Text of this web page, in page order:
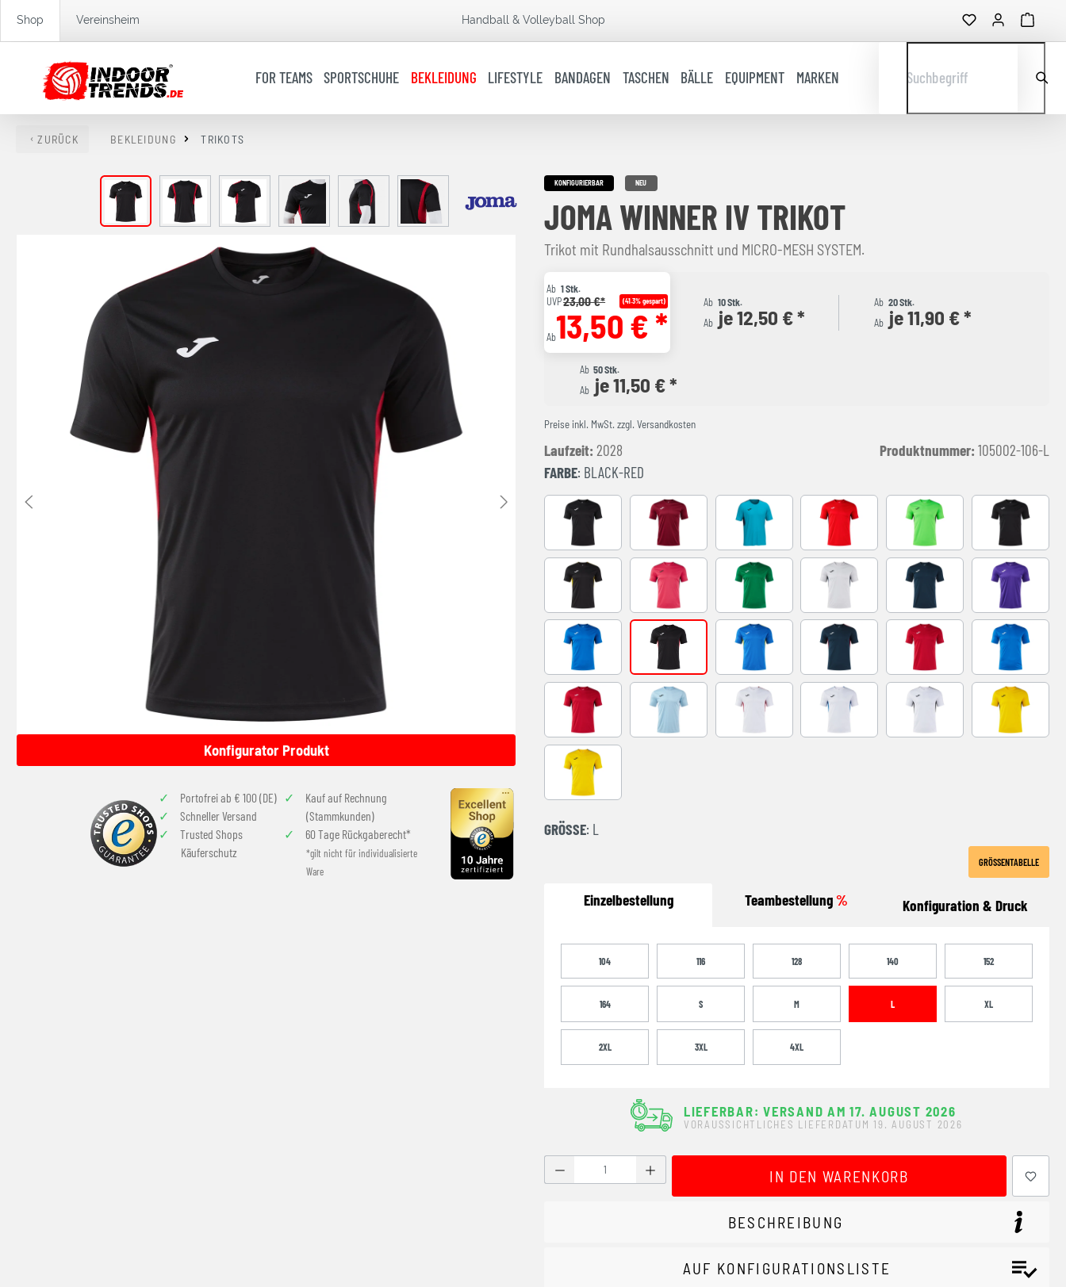
Zur Hauptnavigation springen
Shop Vereinsheim Handball & Volleyball Shop
FOR TEAMS SPORTSCHUHE BEKLEIDUNG LIFESTYLE BANDAGEN TASCHEN BÄLLE EQUIPMENT MARKEN Suchbegriff
ZURÜCK BEKLEIDUNG TRIKOTS
Bildergalerie überspringen
Konfigurator Produkt
Portofrei ab € 100 (DE)
Schneller Versand
Trusted Shops
Käuferschutz
Kauf auf Rechnung
(Stammkunden)
60 Tage Rückgaberecht*
*gilt nicht für individualisierte
Ware
KONFIGURIERBAR NEU
JOMA WINNER IV TRIKOT
Trikot mit Rundhalsausschnitt und MICRO-MESH SYSTEM.
Ab 1 Stk.
UVP23,00 €* (41.3% gespart)
Ab13,50 € *
Ab 10 Stk.
Ab je 12,50 € *
Ab 20 Stk.
Ab je 11,90 € *
Ab 50 Stk.
Ab je 11,50 € *
Preise inkl. MwSt. zzgl. Versandkosten
Laufzeit: 2028 Produktnummer: 105002-106-L
FARBE: BLACK-RED
BLACK-ANTHRACITE BURGUNDY FLUOR TURQUOISE RED-NAVY VERDE FLUOR-NEGRO
FUCHSIA-BLACK VIOLETA-
ROYAL-BLACK ROYAL-WHITE
RED-BLACK WHITE-RED WHITE-ROYAL WHITE-BLACK YELLOW-
YELLOW-ROYAL
GRÖSSE : L
GRÖSSENTABELLE
Einzelbestellung Teambestellung% Konfiguration & Druck
104 116 128 140 152
164 S M L XL
2XL 3XL 4XL
LIEFERBAR: VERSAND AM 17. AUGUST 2026
VORAUSSICHTLICHES LIEFERDATUM 19. AUGUST 2026
Produkt Anzahl: Gib den gewünschten Wert ein oder benutze die Schaltflächen
IN DEN WARENKORB
BESCHREIBUNG
AUF KONFIGURATIONSLISTE